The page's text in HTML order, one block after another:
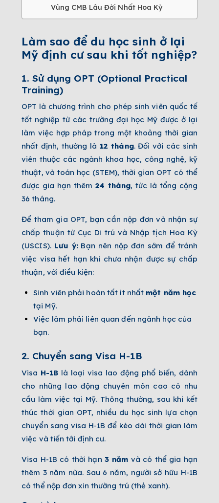
Vùng CMB Lâu Đời Nhất Hoa Kỳ
Làm sao để du học sinh ở lại
Mỹ định cư sau khi tốt nghiệp?
1. Sử dụng OPT (Optional Practical
Training)
OPT là chương trình cho phép sinh viên quốc tế
tốt nghiệp từ các trường đại học Mỹ được ở lại
làm việc hợp pháp trong một khoảng thời gian
nhất định, thường là 12 tháng. Đối với các sinh
viên thuộc các ngành khoa học, công nghệ, kỹ
thuật, và toán học (STEM), thời gian OPT có thể
được gia hạn thêm 24 tháng, tức là tổng cộng
36 tháng.
Để tham gia OPT, bạn cần nộp đơn và nhận sự
chấp thuận từ Cục Di trú và Nhập tịch Hoa Kỳ
(USCIS). Lưu ý:Bạn nên nộp đơn sớm để tránh
việc visa hết hạn khi chưa nhận được sự chấp
thuận, với điều kiện:
Sinh viên phải hoàn tất ít nhất một năm học
tại Mỹ.
Việc làm phải liên quan đến ngành học của
bạn.
2. Chuyển sang Visa H-1B
Visa H-1B là loại visa lao động phổ biến, dành
cho những lao động chuyên môn cao có nhu
cầu làm việc tại Mỹ. Thông thường, sau khi kết
thúc thời gian OPT, nhiều du học sinh lựa chọn
chuyển sang visa H-1B để kéo dài thời gian làm
việc và tiến tới định cư.
Visa H-1B có thời hạn 3 năm và có thể gia hạn
thêm 3 năm nữa. Sau 6 năm, người sở hữu H-1B
có thể nộp đơn xin thường trú (thẻ xanh).